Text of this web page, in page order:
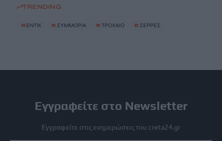
TRENDING
# ΕΝΤΙΚ # ΣΥΜΜΟΡΙΑ # ΤΡΟΧΑΙΟ # ΣΕΡΡΕΣ
Εγγραφείτε στο Newsletter
Εγγραφείτε στις ενημερώσεις του creta24.gr